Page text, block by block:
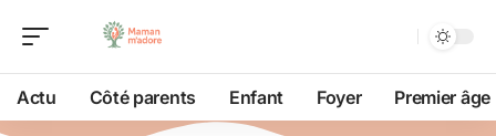
Actu Côté parents Enfant Foyer Premier âge